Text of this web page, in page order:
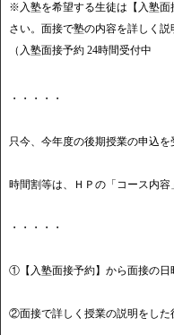
※入塾を希望する生徒は【入塾面
さい。面接で塾の内容を詳しく説
（入塾面接予約 24時間受付中
・・・・・
只今、今年度の後期授業の申込
時間割等は、ＨＰの「コース内容
・・・・・
①【入塾面接予約】から面接の日
②面接で詳しく授業の説明をした